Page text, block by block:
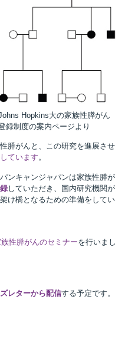
Hopkins大の家族性膵がん
録制度の案内ページより
膵がんと、この研究を進展させ
ています。
ンキャンジャパンは家族性膵が
していただき、国内研究機関が
け橋となるための準備をしてい
性膵がんのセミナーを行いまし
レターから配信する予定です。